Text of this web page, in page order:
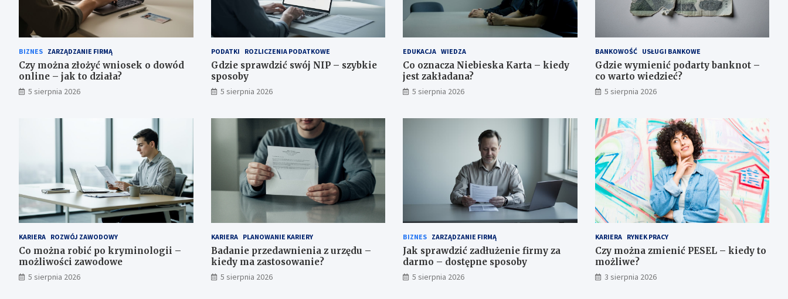
BIZNES ZARZĄDZANIE FIRMĄ
Czy można złożyć wniosek o dowód
online – jak to działa?
5 sierpnia 2026
PODATKI ROZLICZENIA PODATKOWE
Gdzie sprawdzić swój NIP – szybkie
sposoby
5 sierpnia 2026
EDUKACJA WIEDZA
Co oznacza Niebieska Karta – kiedy
jest zakładana?
5 sierpnia 2026
BANKOWOŚĆ USŁUGI BANKOWE
Gdzie wymienić podarty banknot –
co warto wiedzieć?
5 sierpnia 2026
KARIERA ROZWÓJ ZAWODOWY
Co można robić po kryminologii –
możliwości zawodowe
5 sierpnia 2026
KARIERA PLANOWANIE KARIERY
Badanie przedawnienia z urzędu –
kiedy ma zastosowanie?
5 sierpnia 2026
BIZNES ZARZĄDZANIE FIRMĄ
Jak sprawdzić zadłużenie firmy za
darmo – dostępne sposoby
5 sierpnia 2026
KARIERA RYNEK PRACY
Czy można zmienić PESEL – kiedy to
możliwe?
3 sierpnia 2026